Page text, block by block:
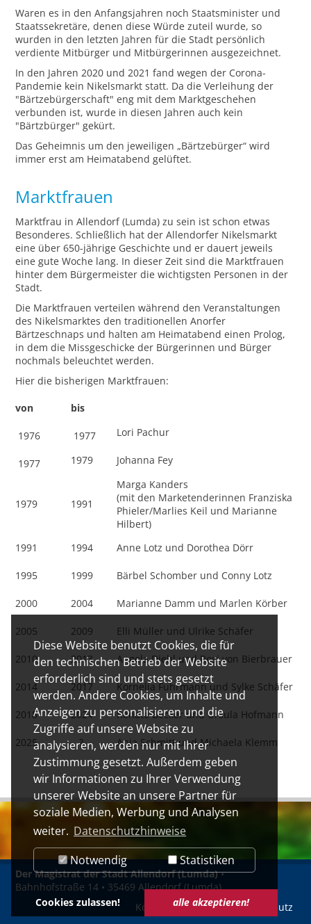
Diese Website benutzt Cookies, die für
den technischen Betrieb der Website
erforderlich sind und stets gesetzt
werden. Andere Cookies, um Inhalte und
Anzeigen zu personalisieren und die
Zugriffe auf unsere Website zu
analysieren, werden nur mit Ihrer
Zustimmung gesetzt. Außerdem geben
wir Informationen zu Ihrer Verwendung
unserer Website an unsere Partner für
soziale Medien, Werbung und Analysen
weiter. Datenschutzhinweise
Notwendig
Statistiken
Cookies zulassen! alle akzeptieren!
Waren es in den Anfangsjahren noch Staatsminister und
Staatssekretäre, denen diese Würde zuteil wurde, so
wurden in den letzten Jahren für die Stadt persönlich
verdiente Mitbürger und Mitbürgerinnen ausgezeichnet.
In den Jahren 2020 und 2021 fand wegen der Corona-
Pandemie kein Nikelsmarkt statt. Da die Verleihung der
"Bärtzebürgerschaft" eng mit dem Marktgeschehen
verbunden ist, wurde in diesen Jahren auch kein
"Bärtzbürger" gekürt.
Das Geheimnis um den jeweiligen „Bärtzebürger“ wird
immer erst am Heimatabend gelüftet.
Marktfrauen
Marktfrau in Allendorf (Lumda) zu sein ist schon etwas
Besonderes. Schließlich hat der Allendorfer Nikelsmarkt
eine über 650-jährige Geschichte und er dauert jeweils
eine gute Woche lang. In dieser Zeit sind die Marktfrauen
hinter dem Bürgermeister die wichtigsten Personen in der
Stadt.
Die Marktfrauen verteilen während den Veranstaltungen
des Nikelsmarktes den traditionellen Anorfer
Bärtzeschnaps und halten am Heimatabend einen Prolog,
in dem die Missgeschicke der Bürgerinnen und Bürger
nochmals beleuchtet werden.
Hier die bisherigen Marktfrauen:
von bis
1976 1977 Lori Pachur
1977 1979 Johanna Fey
1979 1991
Marga Kanders
(mit den Marketenderinnen Franziska
Phieler/Marlies Keil und Marianne
Hilbert)
1991
1994 Anne Lotz und Dorothea Dörr
1995 1999 Bärbel Schomber und Conny Lotz
2000 2004 Marianne Damm und Marlen Körber
2005 2009 Elli Müller und Ulrike Schäfer
2010 2013 Angela Diehl und Rosi von Bierbrauer
2014 2017 Kornelia Fuhrmann und Sylke Schäfer
2018 2024 Renate Becker und Ursula Hofmann
2025 ? Anja Schmitt und Michaela Klemm
Der Magistrat der Stadt Allendorf (Lumda)•
Bahnhofstraße 14 • 35469 Allendorf (Lumda)
Kontakt
Impressum Datenschutz